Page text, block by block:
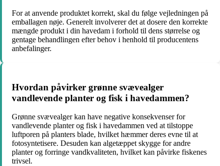
For at anvende produktet korrekt, skal du følge vejledningen på
emballagen nøje. Generelt involverer det at dosere den korrekte
mængde produkt i din havedam i forhold til dens størrelse og
gentage behandlingen efter behov i henhold til producentens
anbefalinger.
Hvordan påvirker grønne svævealger
vandlevende planter og fisk i havedammen?
Grønne svævealger kan have negative konsekvenser for
vandlevende planter og fisk i havedammen ved at tilstoppe
luftporen på planters blade, hvilket hæmmer deres evne til at
fotosyntetisere. Desuden kan algetæppet skygge for andre
planter og forringe vandkvaliteten, hvilket kan påvirke fiskenes
trivsel.